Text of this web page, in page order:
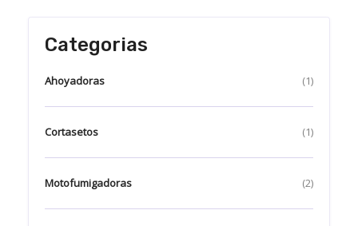
Categorias
Ahoyadoras (1)
Cortasetos (1)
Motofumigadoras (2)